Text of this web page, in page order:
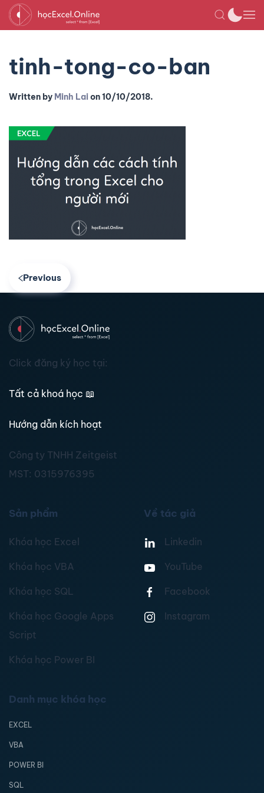
tinh-tong-co-ban
Written by Minh Laion10/10/2018.
Previous
Click đăng ký học tại:
Tất cả khoá học 📖
Hướng dẫn kích hoạt
Công ty TNHH Zeitgeist
MST: 0315976395
Sản phẩm
Khóa học Excel
Khóa học VBA
Khóa học SQL
Khóa học Google Apps
Script
Khóa học Power BI
Về tác giả
Linkedin
YouTube
Facebook
Instagram
Danh mục khóa học
EXCEL
VBA
POWER BI
SQL